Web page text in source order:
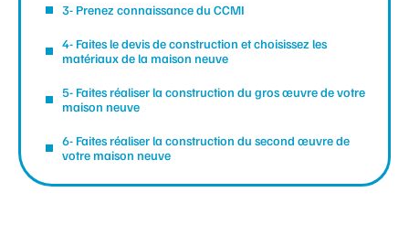
3- Prenez connaissance du CCMI
4- Faites le devis de construction et choisissez les
matériaux de la maison neuve
5- Faites réaliser la construction du gros œuvre de votre
maison neuve
6- Faites réaliser la construction du second œuvre de
votre maison neuve